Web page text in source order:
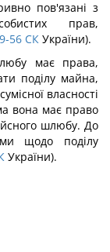
пов'язані з
прав,
56 СК України).
має права,
поділу майна,
власності
вона має право
шлюбу. До
щодо поділу
України).